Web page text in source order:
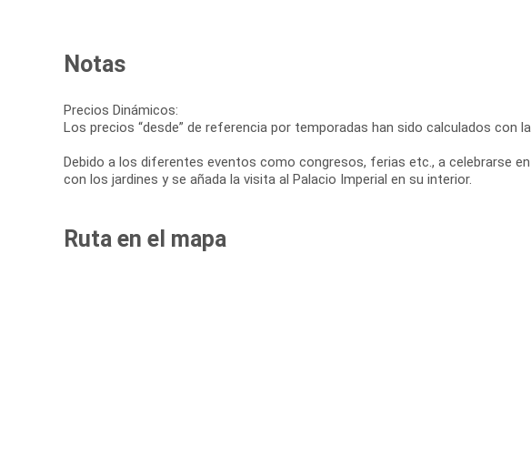
Notas
Precios Dinámicos:
Los precios “desde” de referencia por temporadas han sido calculados
Debido a los diferentes eventos como congresos, ferias etc., a celebrarse
con los jardines y se añada la visita al Palacio Imperial en su interior.
Ruta en el mapa